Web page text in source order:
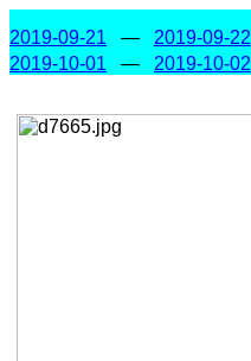
2019-09-21 — 2019-09-22
2019-10-01 — 2019-10-02